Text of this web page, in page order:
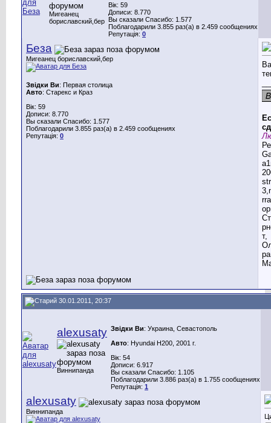
Мигеанец
бориславский,бер
Вік: 59
Дописи: 8.770
Вы сказали Спасибо: 1.577
Поблагодарили 3.855 раз(а) в 2.459 сообщениях
Репутація: 0
Беза
Мигеанец бориславский,бер
Звідки Ви: Первая столица
Авто: Старекс и Краз
Вік: 59
Дописи: 8.770
Вы сказали Спасибо: 1.577
Поблагодарили 3.855 раз(а) в 2.459 сообщениях
Репутація: 0
т,
30.01.2011, 20:37
alexusaty
Виннипанда
Звідки Ви: Украина, Севастополь
Авто: Hyundai H200, 2001 г.
Вік: 54
Дописи: 6.917
Вы сказали Спасибо: 1.105
Поблагодарили 3.886 раз(а) в 1.755 сообщениях
Репутація: 1
alexusaty
Виннипанда